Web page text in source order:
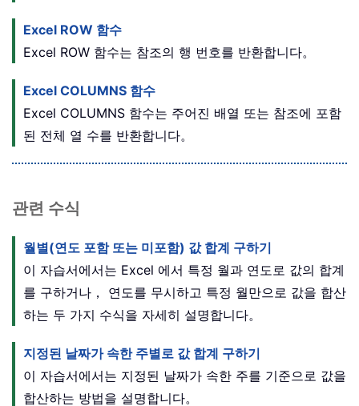
Excel ROW 함수
Excel ROW 함수는 참조의 행 번호를 반환합니다。
Excel COLUMNS 함수
Excel COLUMNS 함수는 주어진 배열 또는 참조에 포함
된 전체 열 수를 반환합니다。
관련 수식
월별(연도 포함 또는 미포함) 값 합계 구하기
이 자습서에서는 Excel 에서 특정 월과 연도로 값의 합계
를 구하거나， 연도를 무시하고 특정 월만으로 값을 합산
하는 두 가지 수식을 자세히 설명합니다。
지정된 날짜가 속한 주별로 값 합계 구하기
이 자습서에서는 지정된 날짜가 속한 주를 기준으로 값을
합산하는 방법을 설명합니다。